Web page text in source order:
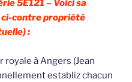
5E121 – Voici sa
contre propriété
:
royale à Angers (Jean
establiz chacun